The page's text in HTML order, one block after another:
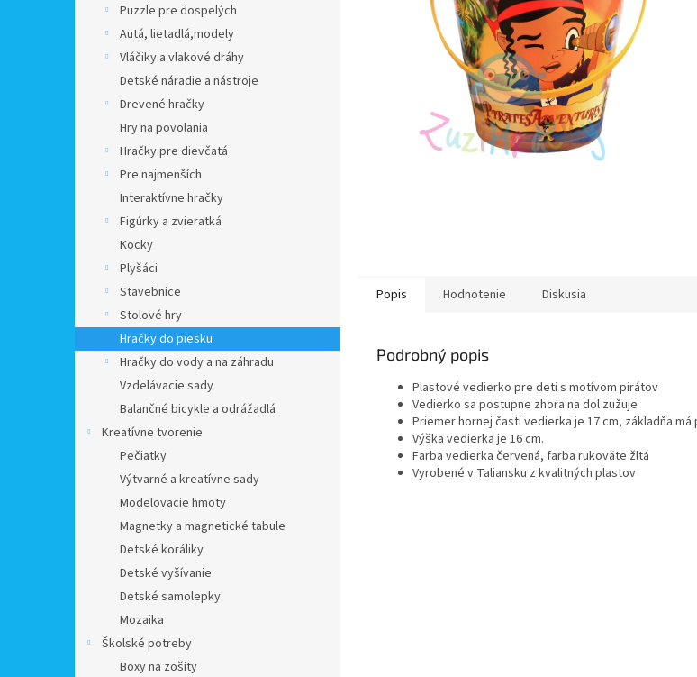
Puzzle pre dospelých
Autá, lietadlá,modely
Vláčiky a vlakové dráhy
Detské náradie a nástroje
Drevené hračky
Hry na povolania
Hračky pre dievčatá
Pre najmenších
Interaktívne hračky
Figúrky a zvieratká
Kocky
Plyšáci
Stavebnice
Stolové hry
Hračky do piesku
Hračky do vody a na záhradu
Vzdelávacie sady
Balančné bicykle a odrážadlá
Kreatívne tvorenie
Pečiatky
Výtvarné a kreatívne sady
Modelovacie hmoty
Magnetky a magnetické tabule
Detské koráliky
Detské vyšívanie
Detské samolepky
Mozaika
Školské potreby
Boxy na zošity
Popis Hodnotenie Diskusia
Podrobný popis
Plastové vedierko pre deti s motívom pirátov
Vedierko sa postupne zhora na dol zužuje
Priemer hornej časti vedierka je 17 cm, základňa má
Výška vedierka je 16 cm.
Farba vedierka červená, farba rukoväte žltá
Vyrobené v Taliansku z kvalitných plastov